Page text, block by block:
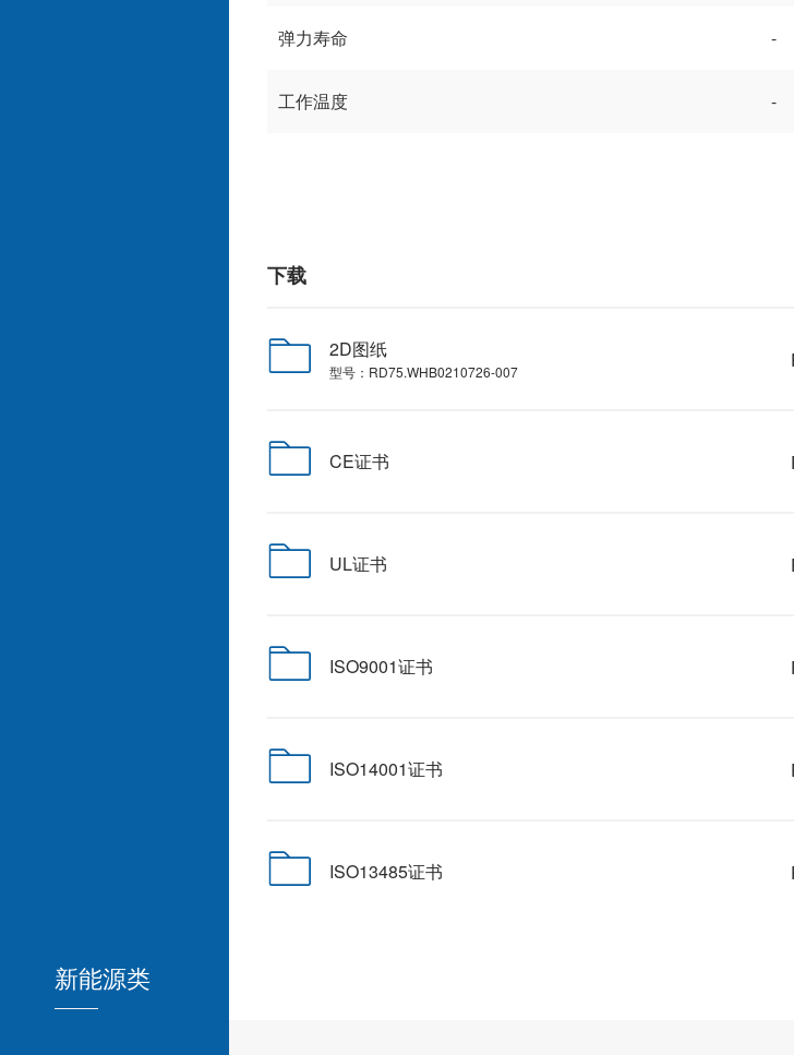
新能源类
弹力寿命 -
工作温度 -
下载
2D图纸
型号：RD75.WHB0210726-007
CE证书
UL证书
ISO9001证书
ISO14001证书
ISO13485证书